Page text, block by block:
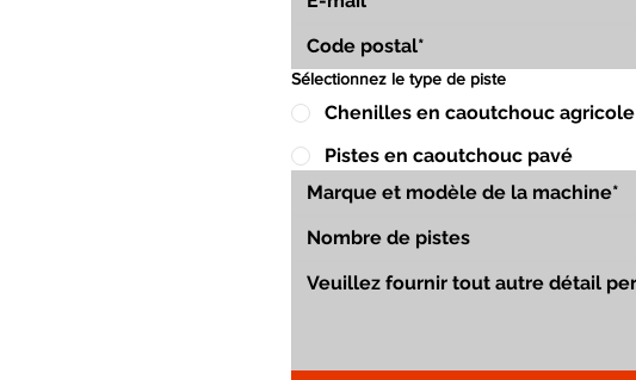
Sélectionnez le type de piste
Chenilles en caoutchouc agricole
Pistes en caoutchouc pavé